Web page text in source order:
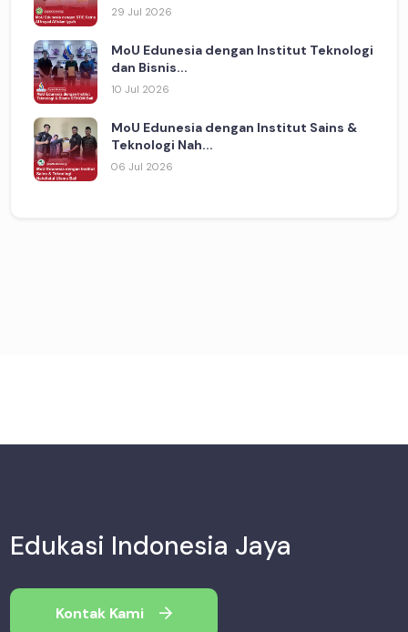
29 Jul 2026
MoU Edunesia dengan Institut Teknologi
dan Bisnis...
10 Jul 2026
MoU Edunesia dengan Institut Sains &
Teknologi Nah...
06 Jul 2026
Edukasi Indonesia Jaya
Kontak Kami